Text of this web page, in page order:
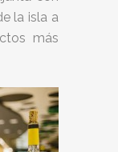
la isla a
más